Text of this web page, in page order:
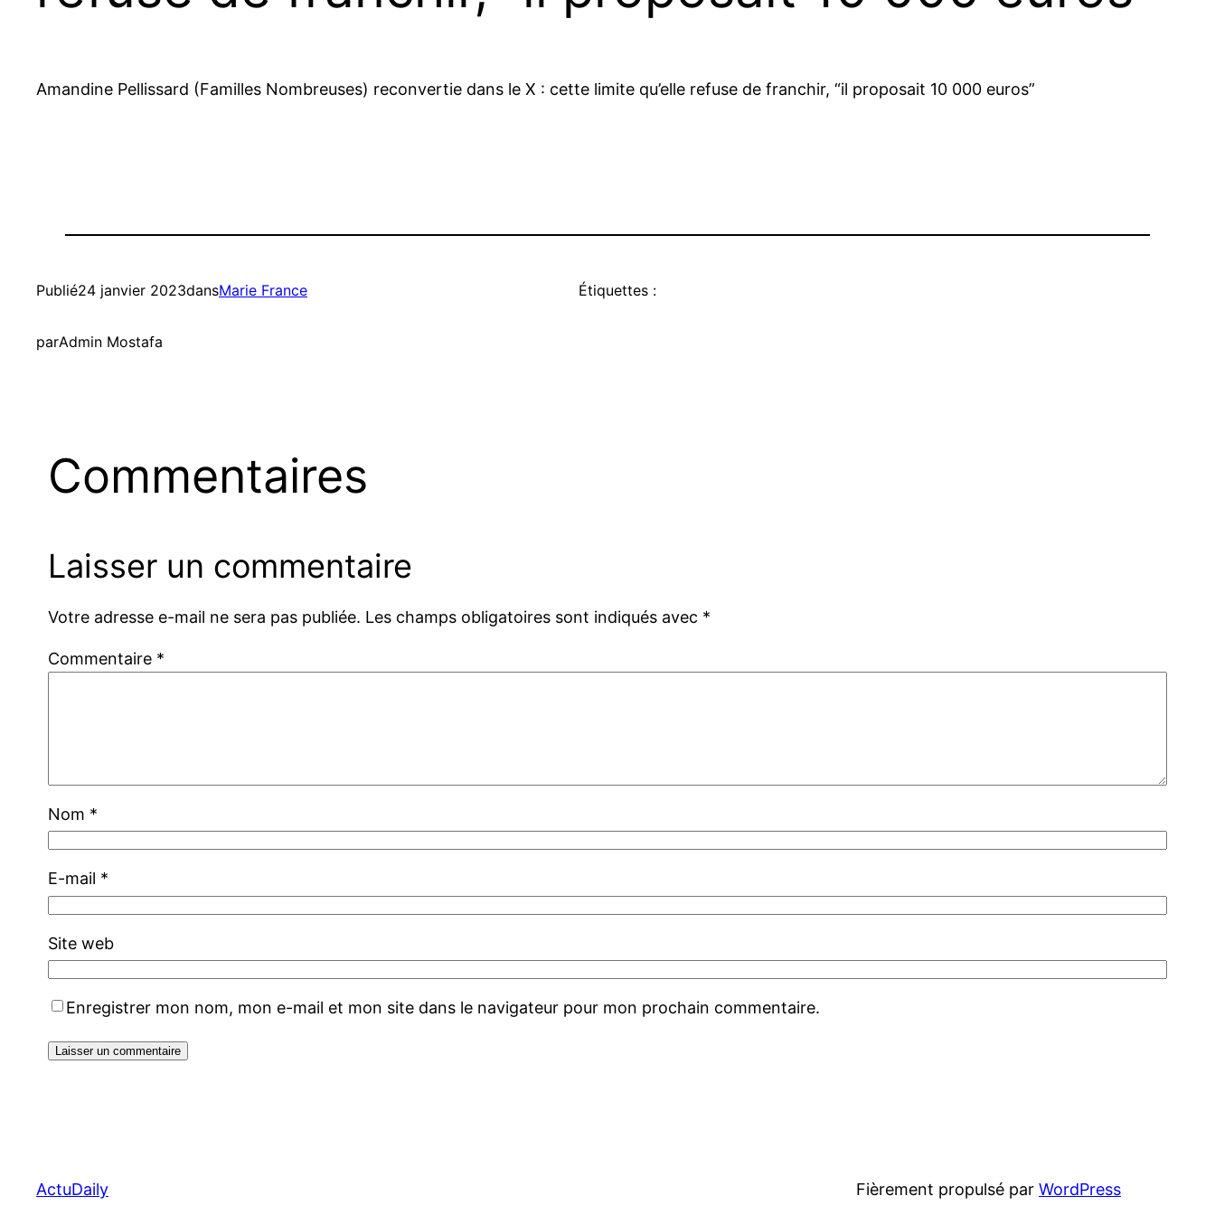
Amandine Pellissard (Familles Nombreuses) reconvertie dans le X : cette limite qu’elle refuse de franchir, “il proposait 10 000 euros”
Publié24 janvier 2023dansMarie France
parAdmin Mostafa
Étiquettes :
Commentaires
Laisser un commentaire
Votre adresse e-mail ne sera pas publiée. Les champs obligatoires sont indiqués avec *
Commentaire *
Nom *
E-mail *
Site web
Enregistrer mon nom, mon e-mail et mon site dans le navigateur pour mon prochain commentaire.
ActuDaily Fièrement propulsé par WordPress